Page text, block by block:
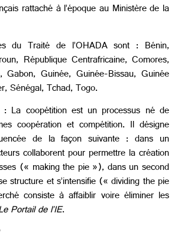
rattaché à l’époque au Ministère de la
du Traité de l’OHADA sont : Bénin,
République Centrafricaine, Comores,
Gabon, Guinée, Guinée-Bissau, Guinée
Sénégal, Tchad, Togo.
coopétition est un processus né de
coopération et compétition. Il désigne
de la façon suivante : dans un
collaborent pour permettre la création
(« making the pie »), dans un second
structure et s’intensifie (« dividing the pie
consiste à affaiblir voire éliminer les
Portail de l’IE.